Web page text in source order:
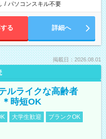
/ パソコンスキル不要
る 詳細へ
掲載日：2026.08.01
ルライクな高齢者
時短OK
大学生歓迎
ブランクOK